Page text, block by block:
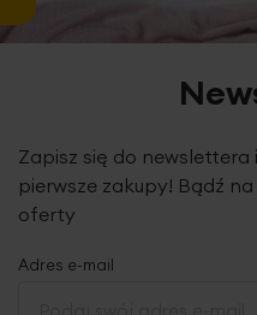
Zapisz się do
pierwsze zakupy! Bądź
oferty
Adres e-mail